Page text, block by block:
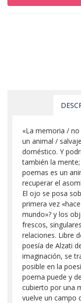
«La memoria /
un animal /
doméstico. Y
también la
poemas es un
recuperar el
El ojo se posa
primera vez
mundo»? y los
frescos,
relaciones. Libre
poesía de Alzati
imaginación, se
posible en la
poema puede y
cubierto por una
vuelve un campo